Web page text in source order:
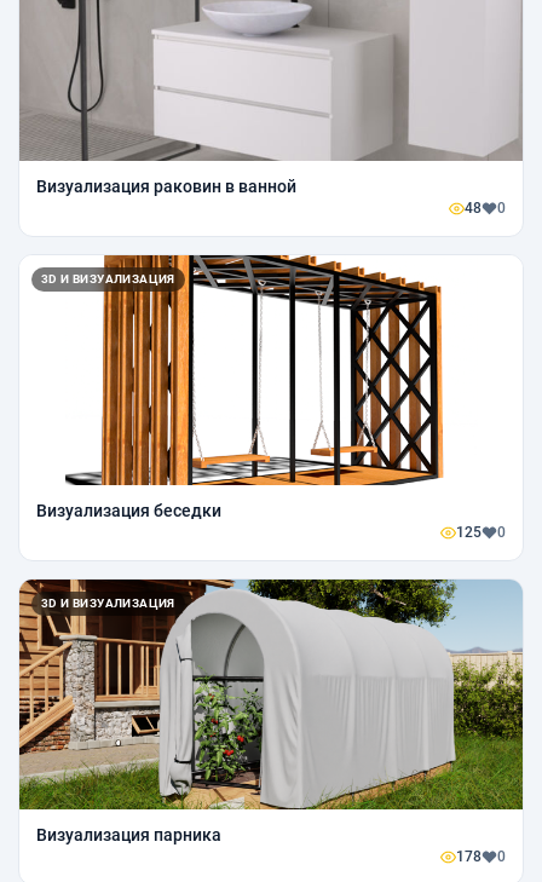
Визуализация раковин в ванной
48 0
3D И ВИЗУАЛИЗАЦИЯ
Визуализация беседки
125 0
3D И ВИЗУАЛИЗАЦИЯ
Визуализация парника
178 0